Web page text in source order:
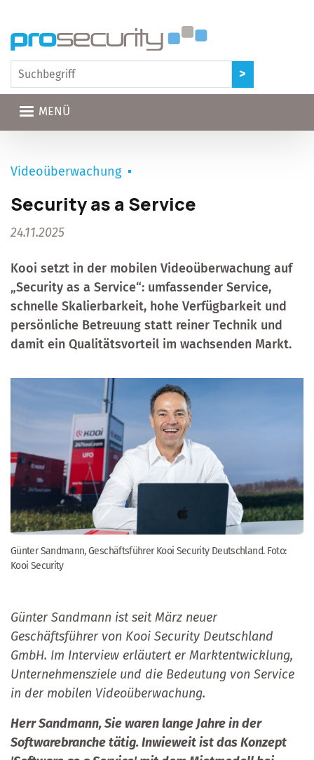
MENÜ
Videoüberwachung
Security as a Service
24.11.2025
Kooi setzt in der mobilen Videoüberwachung auf
„Security as a Service“: umfassender Service,
schnelle Skalierbarkeit, hohe Verfügbarkeit und
persönliche Betreuung statt reiner Technik und
damit ein Qualitätsvorteil im wachsenden Markt.
Günter Sandmann, Geschäftsführer Kooi Security Deutschland. Foto:
Kooi Security
Günter Sandmann ist seit März neuer
Geschäftsführer von Kooi Security Deutschland
GmbH. Im Interview erläutert er Marktentwicklung,
Unternehmensziele und die Bedeutung von Service
in der mobilen Videoüberwachung.
Herr Sandmann, Sie waren lange Jahre in der
Softwarebranche tätig. Inwieweit ist das Konzept